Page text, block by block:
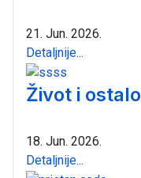
21. Jun. 2026.
Detaljnije...
Život i ostalo
18. Jun. 2026.
Detaljnije...